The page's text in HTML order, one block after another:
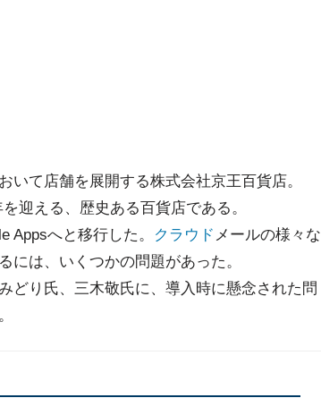
て店舗を展開する株式会社京王百貨店。
迎える、歴史ある百貨店である。
Appsへと移行した。
クラウド メールの様々な
には、いくつかの問題があった。
どり氏、三木敬氏に、導入時に懸念された問